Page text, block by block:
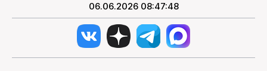
06.06.2026 08:47:48